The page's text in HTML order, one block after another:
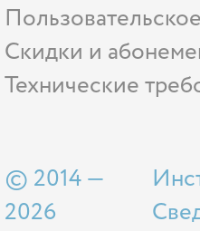
Скидки и
Технические
© 2014 —
2026